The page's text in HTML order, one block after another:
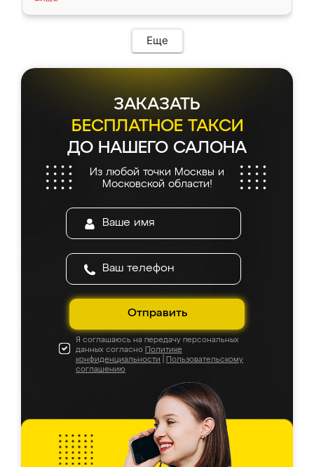
Еще
ЗАКАЗАТЬ
БЕСПЛАТНОЕ ТАКСИ
ДО НАШЕГО САЛОНА
Из любой точки Москвы и
Московской области!
Отправить
Я соглашаюсь на передачу персональных
данных согласно Политике
конфиденциальности
Пользовательскому
соглашению